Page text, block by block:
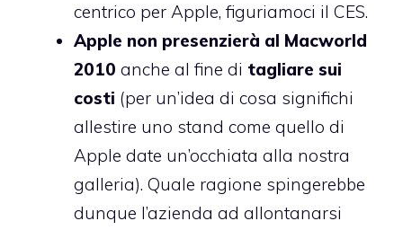
centrico per Apple, figuriamoci il CES.
Apple non presenzierà al Macworld
2010 anche al fine di tagliare sui
costi (per un’idea di cosa significhi
allestire uno stand come quello di
Apple date un’occhiata alla nostra
galleria). Quale ragione spingerebbe
dunque l’azienda ad allontanarsi